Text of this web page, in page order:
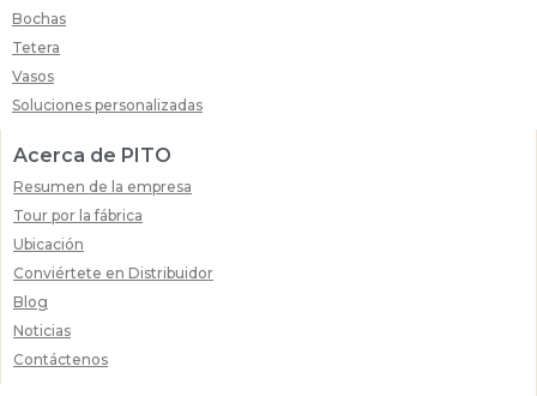
Bochas
Tetera
Vasos
Soluciones personalizadas
Acerca de PITO
Resumen de la empresa
Tour por la fábrica
Ubicación
Conviértete en Distribuidor
Blog
Noticias
Contáctenos